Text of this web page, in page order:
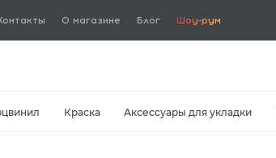
О магазине Блог Шоу-рум
Краска Аксессуары для укладки